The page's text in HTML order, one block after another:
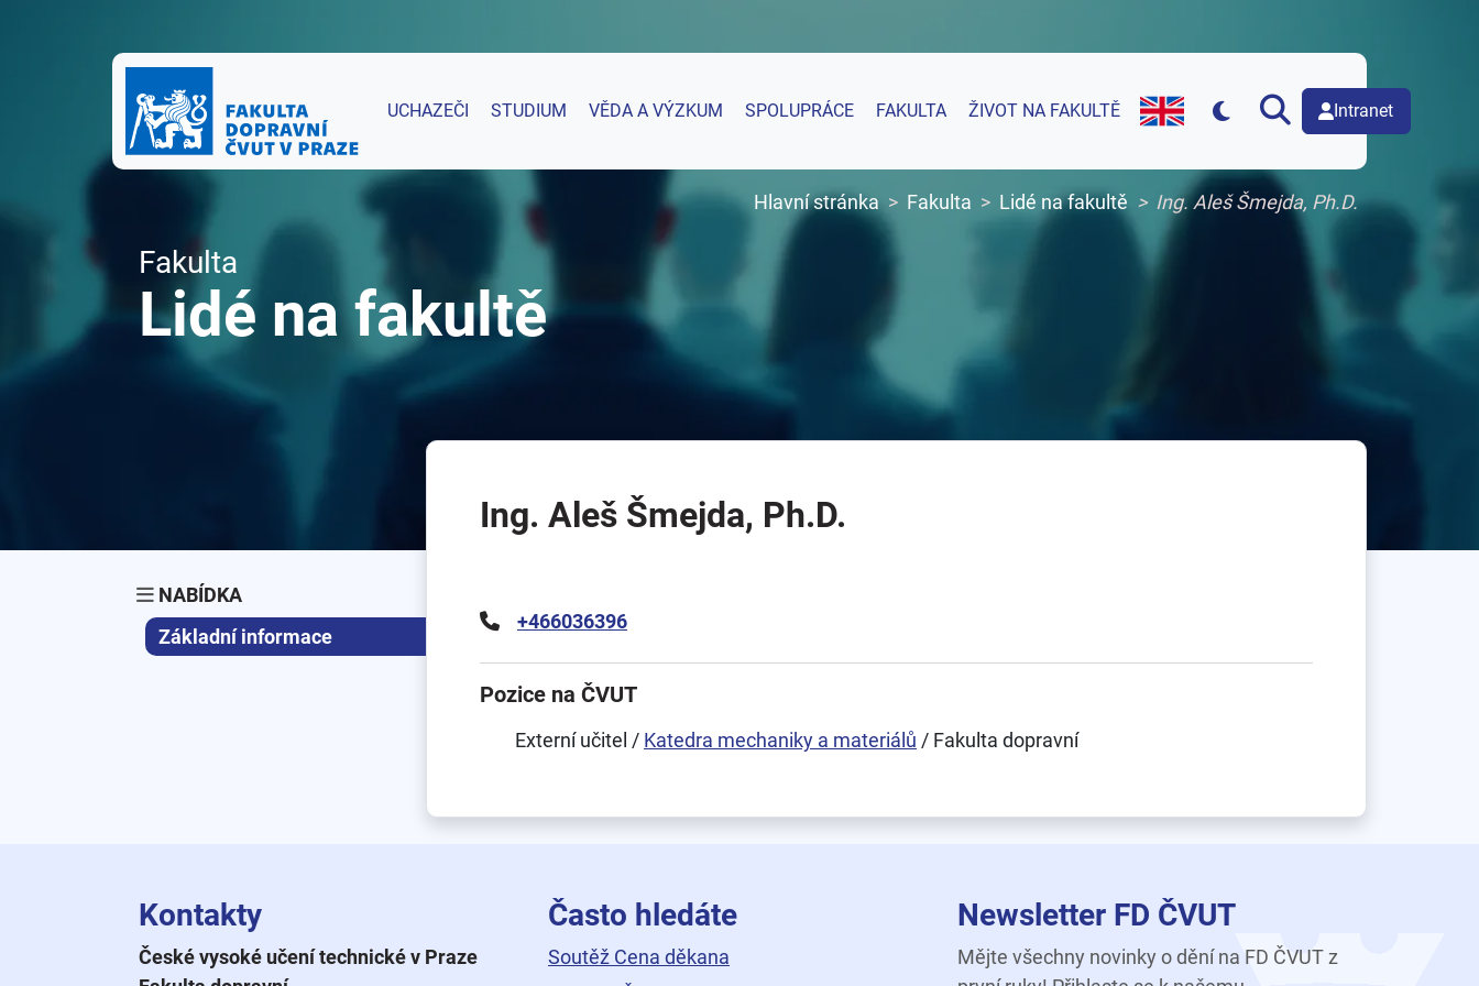
UCHAZEČI STUDIUM VĚDA A VÝZKUM SPOLUPRÁCE FAKULTA ŽIVOT NA FAKULTĚ
English version of web page
Intranet
Hlavní stránka Fakulta Lidé na fakultě Ing. Aleš Šmejda, Ph.D.
Fakulta
Lidé na fakultě
NABÍDKA
Základní informace
Ing. Aleš Šmejda, Ph.D.
+466036396
Pozice na ČVUT
Externí učitel / Katedra mechaniky a materiálů / Fakulta dopravní
Kontakty
České vysoké učení technické v Praze
Často hledáte
Soutěž Cena děkana
Newsletter FD ČVUT
Mějte všechny novinky o dění na FD ČVUT z